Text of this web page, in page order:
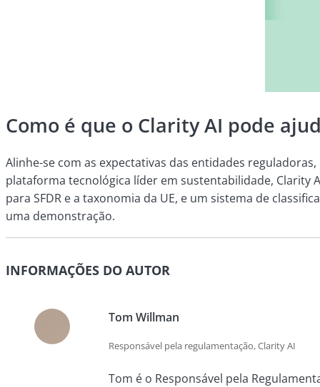
Como é que o Clarity AI pode
Alinhe-se com as expectativas das entidades reguladoras,
plataforma tecnológica líder em sustentabilidade, Clarity
para SFDR e a taxonomia da UE, e um sistema de
uma demonstração.
INFORMAÇÕES DO AUTOR
Tom Willman
Responsável pela regulamentação, Clarity AI
Tom é o Responsável pela